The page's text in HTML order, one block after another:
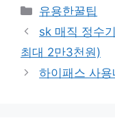
카
테
리
유용한꿀팁
sk 매직 정수
최대 2만3천원)
하이패스 사